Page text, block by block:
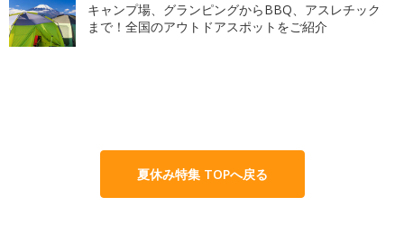
キャンプ場、グランピングからBBQ、アスレチック
まで！全国のアウトドアスポットをご紹介
夏休み特集 TOPへ戻る